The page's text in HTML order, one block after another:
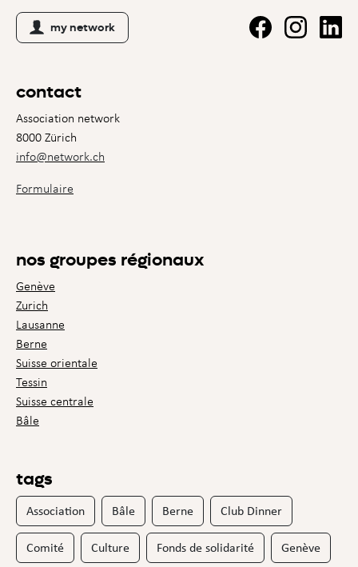
my network
contact
Association network
8000 Zürich
info@network.ch
Formulaire
nos groupes régionaux
Genève
Zurich
Lausanne
Berne
Suisse orientale
Tessin
Suisse centrale
Bâle
tags
Association Bâle Berne Club Dinner
Comité Culture Fonds de solidarité Genève